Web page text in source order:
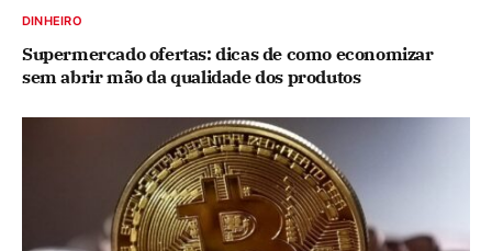
DINHEIRO
Supermercado ofertas: dicas de como economizar
sem abrir mão da qualidade dos produtos